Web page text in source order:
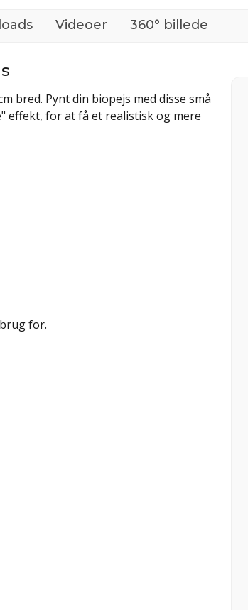
Videoer 360° billede
bred. Pynt din biopejs med disse små
effekt, for at få et realistisk og mere
for.